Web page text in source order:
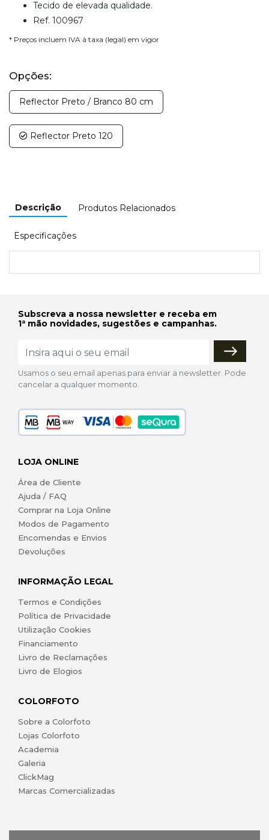
Tecido de elevada qualidade.
Ref. 100967
* Preços incluem IVA à taxa (legal) em vigor
Opções:
Reflector Preto / Branco 80 cm
Reflector Preto 120
Descrição Produtos Relacionados
Especificações
Subscreva a nossa newsletter e receba em
1ª mão novidades, sugestões e campanhas.
Usamos o seu email apenas para enviar a newsletter. Pode
cancelar a qualquer momento.
LOJA ONLINE
Área de Cliente
Ajuda / FAQ
Comprar na Loja Online
Modos de Pagamento
Encomendas e Envios
Devoluções
INFORMAÇÃO LEGAL
Termos e Condições
Política de Privacidade
Utilização Cookies
Financiamento
Livro de Reclamações
Livro de Elogios
COLORFOTO
Sobre a Colorfoto
Lojas Colorfoto
Academia
Galeria
ClickMag
Marcas Comercializadas